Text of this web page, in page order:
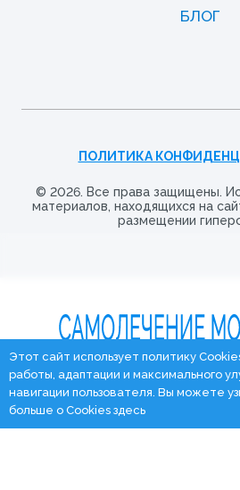
БЛОГ
ПОЛИТИКА
© 2026. Все права защищены.
материалов, находящихся на
размещении
Этот сайт использует политику
работы, адаптации и максимального
навигации пользователя. Вы можете
больше о Cookies здесь